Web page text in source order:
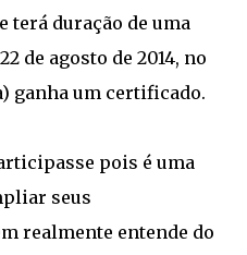
terá duração de uma
de agosto de 2014, no
ganha um certificado.
pois é uma
seus
realmente entende do